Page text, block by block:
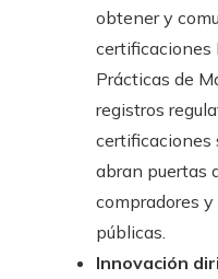
obtener y
certificaciones
Prácticas de
registros
certificaciones
abran puertas
compradores
públicas.
Innovación